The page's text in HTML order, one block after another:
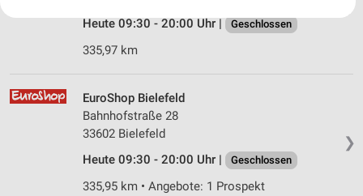
❯
Heute 09:30 - 20:00 Uhr |
Geschlossen
335,97 km
❯
EuroShop Bielefeld
Bahnhofstraße 28
33602 Bielefeld
Heute 09:30 - 20:00 Uhr |
Geschlossen
335,95 km • Angebote: 1 Prospekt
Website/App.
Partnerliste anzeigen (1 IAB-Anbieter)
Speichern von oder Zugriff auf Informationen
auf einem Endgerät
Verwendung reduzierter Daten zur Auswahl von